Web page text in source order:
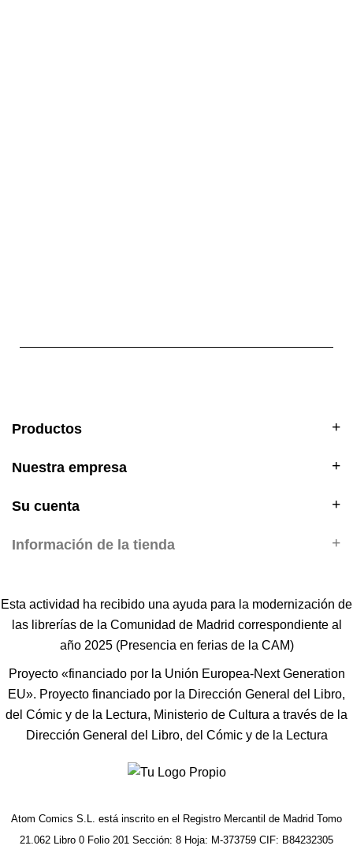
Productos
Nuestra empresa
Su cuenta
Información de la tienda
Esta actividad ha recibido una ayuda para la modernización de
las librerías de la Comunidad de Madrid correspondiente al
año 2025 (Presencia en ferias de la CAM)
Proyecto «financiado por la Unión Europea-Next Generation
EU». Proyecto financiado por la Dirección General del Libro,
del Cómic y de la Lectura, Ministerio de Cultura a través de la
Dirección General del Libro, del Cómic y de la Lectura
Atom Comics S.L. está inscrito en el Registro Mercantil de Madrid Tomo
21.062 Libro 0 Folio 201 Sección: 8 Hoja: M-373759 CIF: B84232305